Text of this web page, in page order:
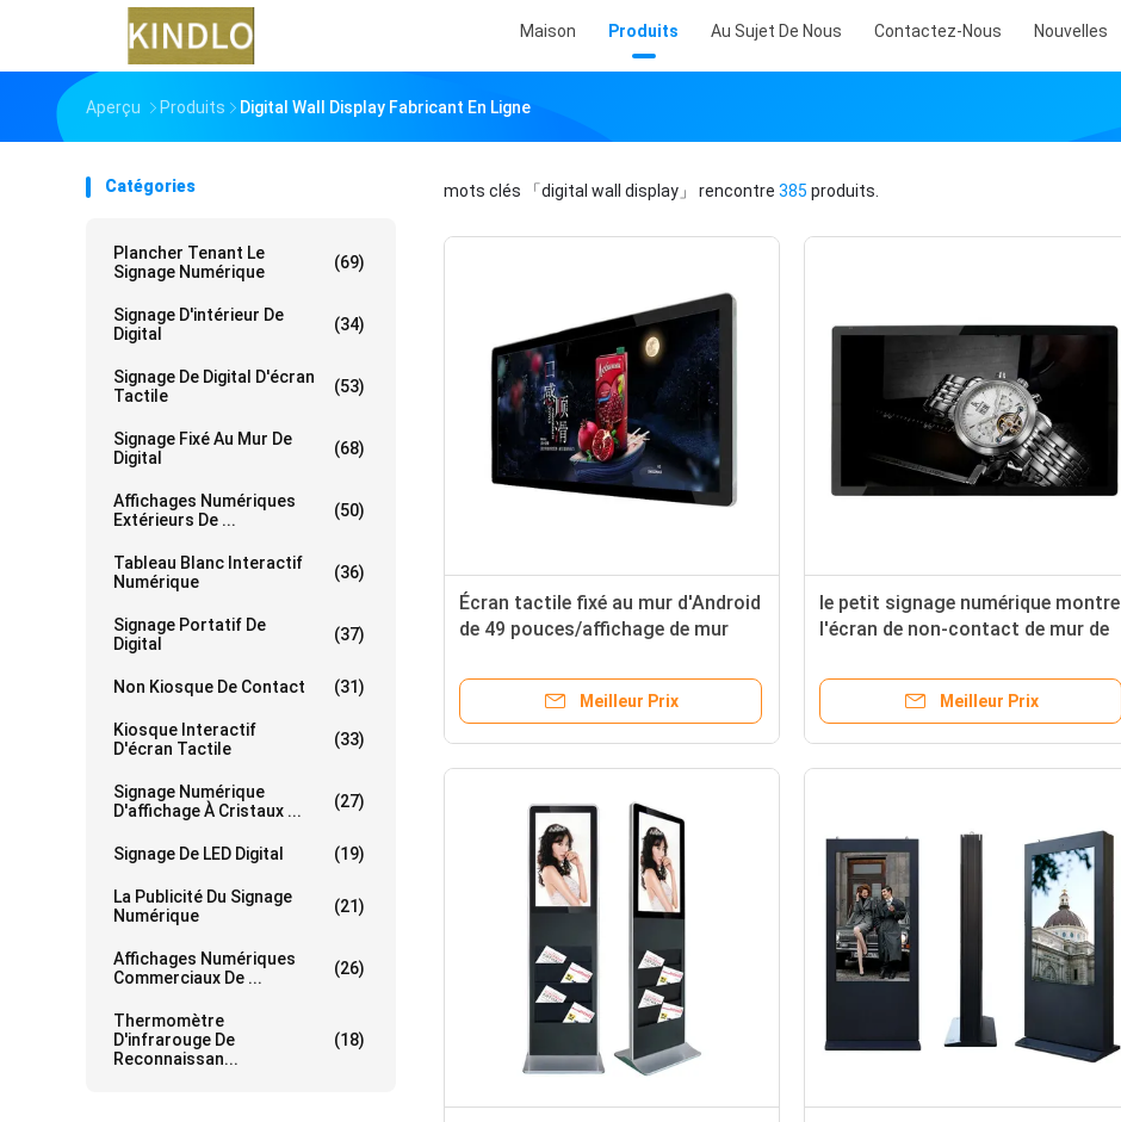
Maison Produits Au Sujet De Nous Contactez-Nous Nouvelles
Aperçu Produits Digital Wall Display Fabricant En Ligne
Catégories
Plancher Tenant Le
Signage Numérique
(69)
Signage D'intérieur De
Digital
(34)
Signage De Digital D'écran
Tactile
(53)
Signage Fixé Au Mur De
Digital
(68)
Affichages Numériques
Extérieurs De ...
(50)
Tableau Blanc Interactif
Numérique
(36)
Signage Portatif De
Digital
(37)
Non Kiosque De Contact (31)
Kiosque Interactif
D'écran Tactile
(33)
Signage Numérique
D'affichage À Cristaux ...
(27)
Signage De LED Digital (19)
La Publicité Du Signage
Numérique
(21)
Affichages Numériques
Commerciaux De ...
(26)
Thermomètre
D'infrarouge De
Reconnaissan...
(18)
mots clés 「digital wall display」 rencontre 385 produits.
Écran tactile fixé au mur d'Android
de 49 pouces/affichage de mur
Meilleur Prix
le petit signage numérique montre
l'écran de non-contact de mur de
boisson
Meilleur Prix